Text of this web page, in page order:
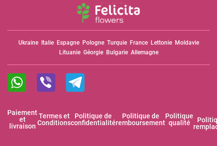
Ukraine Italie Espagne Pologne Turquie France Lettonie
Moldavie
Lituanie Géorgie Bulgarie Allemagne
Paiement
et
livraison
Termes et
Conditions
Politique de
confidentialité
Politique de
remboursement
Politique
qualité